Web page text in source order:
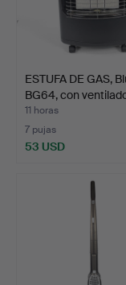
ESTUFA DE GAS,
BG64, con
11 horas
7 pujas
53 USD